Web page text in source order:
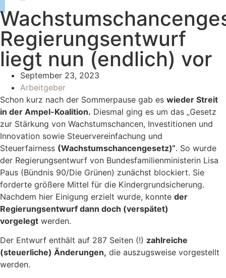
Regierungsentwurf
liegt nun (endlich) vor
September 23, 2023
Arbeitgeber
Schon kurz nach der Sommerpause gab es wieder Streit
in der Ampel-Koalition. Diesmal ging es um das „Gesetz
zur Stärkung von Wachstumschancen, Investitionen und
Innovation sowie Steuervereinfachung und
Steuerfairness (Wachstumschancengesetz)“. So wurde
der Regierungsentwurf von Bundesfamilienministerin Lisa
Paus (Bündnis 90/Die Grünen) zunächst blockiert. Sie
forderte größere Mittel für die Kindergrundsicherung.
Nachdem hier Einigung erzielt wurde, konnte der
Regierungsentwurf dann doch (verspätet)
vorgelegt werden.
Der Entwurf enthält auf 287 Seiten (!) zahlreiche
(steuerliche) Änderungen, die auszugsweise vorgestellt
werden.